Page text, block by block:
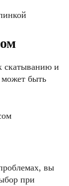
скатыванию и
быть
вы
при